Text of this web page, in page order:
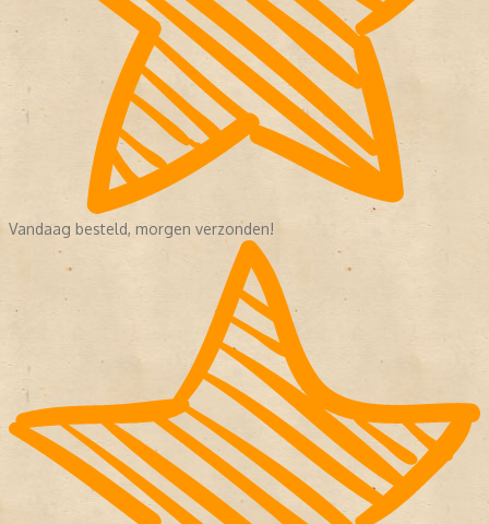
Vandaag besteld, morgen verzonden!